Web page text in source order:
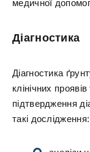
медичної
Діагностика
Діагностика
клінічних
підтвердження
такі дослідження: